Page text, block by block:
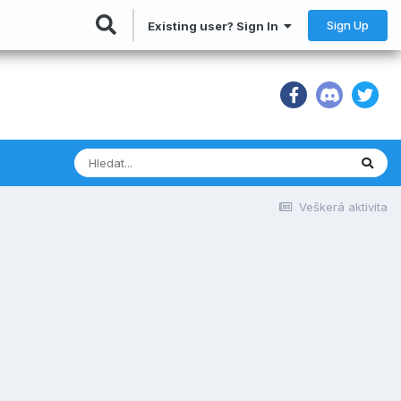
Existing user? Sign In Sign Up
Veškerá aktivita